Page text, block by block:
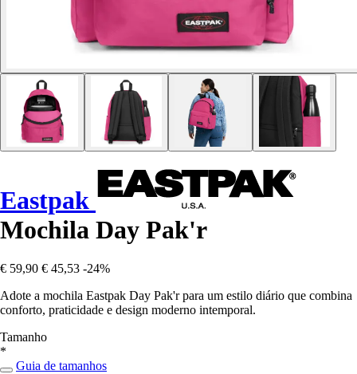
Eastpak
Mochila Day Pak'r
€ 59,90 € 45,53 -24%
Adote a mochila Eastpak Day Pak'r para um estilo diário que combina
conforto, praticidade e design moderno intemporal.
Tamanho
*
Guia de tamanhos